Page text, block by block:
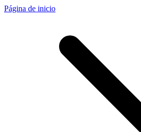
Página de inicio